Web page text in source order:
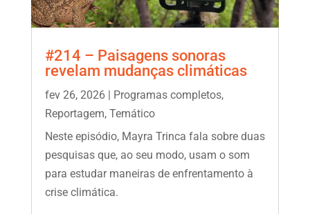
#214 – Paisagens sonoras
revelam mudanças climáticas
fev 26, 2026| Programas completos,
Reportagem, Temático
Neste episódio, Mayra Trinca fala sobre duas
pesquisas que, ao seu modo, usam o som
para estudar maneiras de enfrentamento à
crise climática.